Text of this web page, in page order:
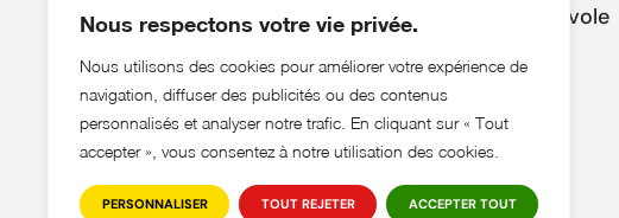
Nous respectons votre vie privée.
Nous utilisons des cookies pour améliorer votre expérience de
navigation, diffuser des publicités ou des contenus
personnalisés et analyser notre trafic. En cliquant sur « Tout
accepter », vous consentez à notre utilisation des cookies.
PERSONNALISER TOUT REJETER ACCEPTER TOUT
Le fauteuil suspendu
Nestor pour les Senior
Billetterie
Devenir bénévole